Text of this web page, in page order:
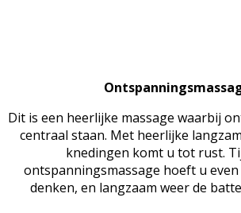
Dit is een heerlijke massage waarbij
centraal staan. Met heerlijke
knedingen komt u tot rust.
ontspanningsmassage hoeft u
denken, en langzaam weer de